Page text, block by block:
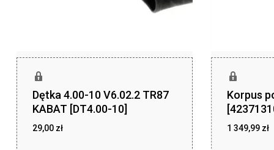
Dętka 4.00-10 V6.02.2 TR87
KABAT [DT4.00-10]
29,00 zł
Korpus
1 349,99 zł